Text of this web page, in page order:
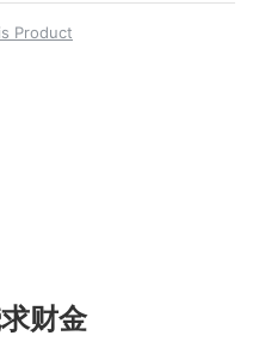
Product
求财金